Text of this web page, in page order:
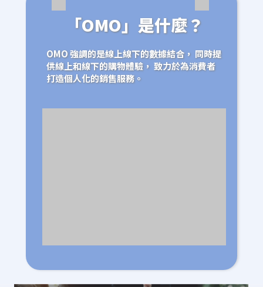
「OMO」是什麼？
OMO 強調的是線上線下的數據結合， 同時提
供線上和線下的購物體驗， 致力於為消費者
打造個人化的銷售服務。